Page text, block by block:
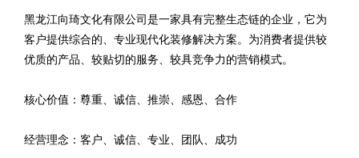
黑龙江向琦文化有限公司是一家具有完整生态链的企业，它为
客户提供综合的、专业现代化装修解决方案。为消费者提供较
优质的产品、较贴切的服务、较具竞争力的营销模式。
核心价值：尊重、诚信、推崇、感恩、合作
经营理念：客户、诚信、专业、团队、成功